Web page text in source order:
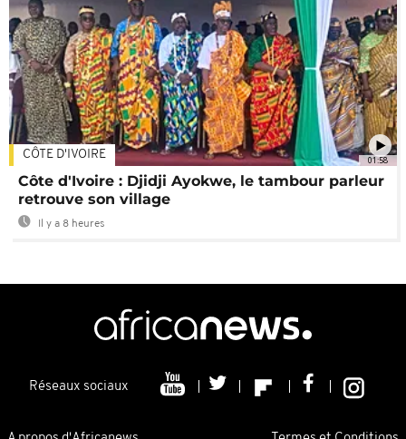
01:58
CÔTE D'IVOIRE
Côte d'Ivoire : Djidji Ayokwe, le tambour parleur
retrouve son village
Il y a 8 heures
Réseaux sociaux